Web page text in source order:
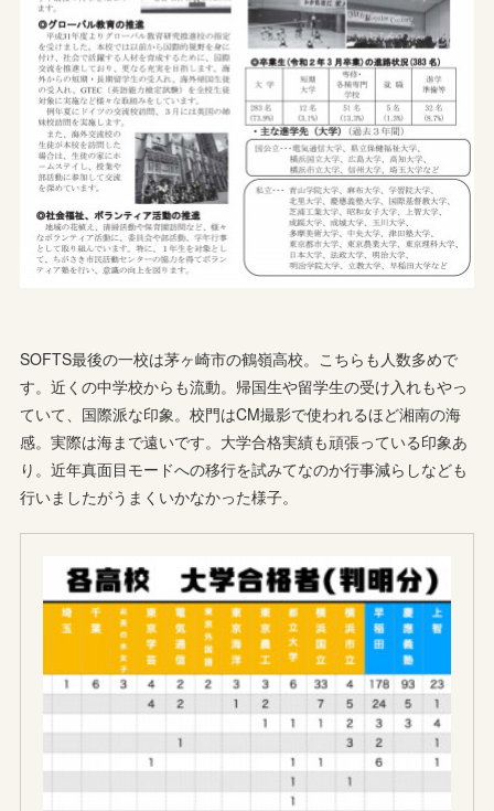
SOFTS最後の一校は茅ヶ崎市の鶴嶺高校。こちらも人数多めで
す。近くの中学校からも流動。帰国生や留学生の受け入れもやっ
ていて、国際派な印象。校門はCM撮影で使われるほど湘南の海
感。実際は海まで遠いです。大学合格実績も頑張っている印象あ
り。近年真面目モードへの移行を試みてなのか行事減らしなども
行いましたがうまくいかなかった様子。